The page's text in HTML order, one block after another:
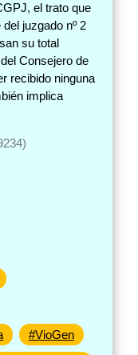
el trato que
juzgado nº 2
su total
Consejero de
recibido ninguna
implica
#VioGen